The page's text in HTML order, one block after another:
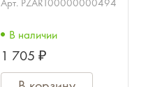
Арт. PZART00000000494
В наличии
1 705 ₽